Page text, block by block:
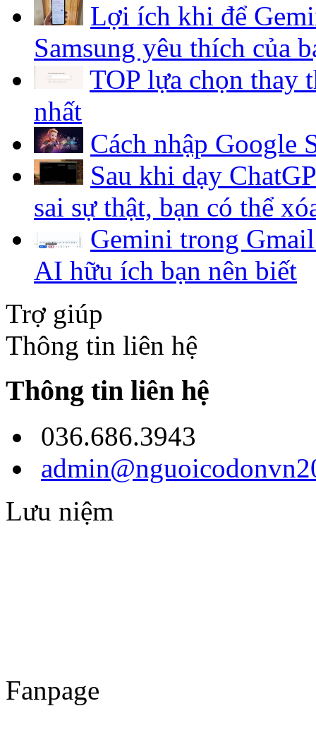
Lợi ích khi để
Samsung yêu thích của
TOP lựa chọn thay
nhất
Cách nhập Google
Sau khi dạy
sai sự thật, bạn có thể
Gemini trong
AI hữu ích bạn nên biết
Trợ giúp
Thông tin liên hệ
Thông tin liên hệ
036.686.3943
Lưu niệm
Fanpage